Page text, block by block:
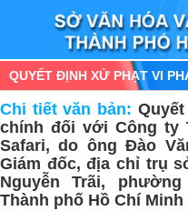
QUYẾT ĐỊNH XỬ PHẠT VI
Chi tiết văn bản:
chính đối với Công ty
Safari, do ông Đào
Giám đốc, địa chỉ trụ
Nguyễn Trãi,
Thành phố Hồ Chí Minh